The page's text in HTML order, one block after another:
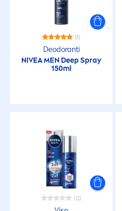
(1)
Deodoranti
NIVEAMEN DeepSpray
150ml
(0)